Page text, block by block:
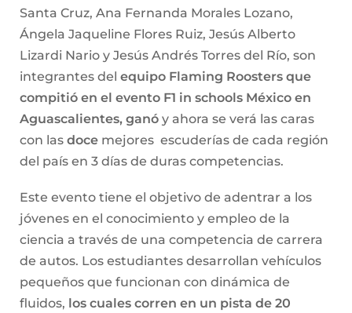
Santa Cruz, Ana Fernanda Morales Lozano,
Ángela Jaqueline Flores Ruiz, Jesús Alberto
Lizardi Nario y Jesús Andrés Torres del Río, son
integrantes del equipo Flaming Roosters que
compitió en el evento F1 in schools México en
Aguascalientes, ganó y ahora se verá las caras
con las doce mejores escuderías de cada región
del país en 3 días de duras competencias.
Este evento tiene el objetivo de adentrar a los
jóvenes en el conocimiento y empleo de la
ciencia a través de una competencia de carrera
de autos. Los estudiantes desarrollan vehículos
pequeños que funcionan con dinámica de
fluidos, los cuales corren en un pista de 20